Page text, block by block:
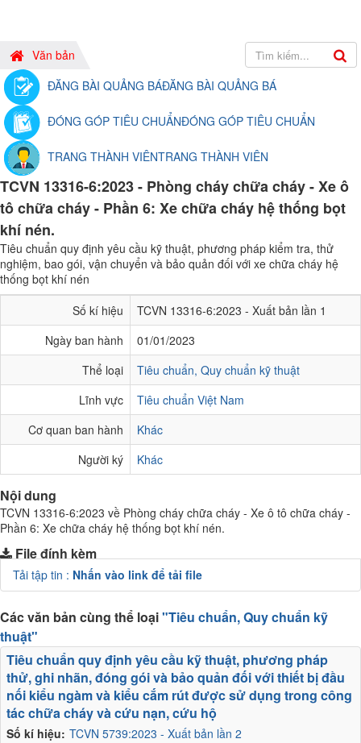
Văn bản
ĐĂNG BÀI QUẢNG BÁĐĂNG BÀI QUẢNG BÁ
ĐÓNG GÓP TIÊU CHUẨNĐÓNG GÓP TIÊU CHUẨN
TRANG THÀNH VIÊNTRANG THÀNH VIÊN
TCVN 13316-6:2023 - Phòng cháy chữa cháy - Xe ô
tô chữa cháy - Phần 6: Xe chữa cháy hệ thống bọt
khí nén.
Tiêu chuẩn quy định yêu cầu kỹ thuật, phương pháp kiểm tra, thử
nghiệm, bao gói, vận chuyển và bảo quản đối với xe chữa cháy hệ
thống bọt khí nén
Số kí hiệu
TCVN 13316-6:2023 - Xuất bản lần 1
Ngày ban hành
01/01/2023
Thể loại
Tiêu chuẩn, Quy chuẩn kỹ thuật
Lĩnh vực
Tiêu chuẩn Việt Nam
Cơ quan ban hành
Khác
Người ký
Khác
Nội dung
TCVN 13316-6:2023 về Phòng cháy chữa cháy - Xe ô tô chữa cháy -
Phần 6: Xe chữa cháy hệ thống bọt khí nén.
File đính kèm
Tải tập tin : Nhấn vào link để tải file
Các văn bản cùng thể loại"Tiêu chuẩn, Quy chuẩn kỹ
thuật"
Số kí hiệu: TCVN 5739:2023 - Xuất bản lần 2
Tiêu chuẩn quy định yêu cầu kỹ thuật, phương pháp
thử, ghi nhãn, đóng gói và bảo quản đối với thiết bị đầu
nối kiểu ngàm và kiểu cắm rút được sử dụng trong công
tác chữa cháy và cứu nạn, cứu hộ